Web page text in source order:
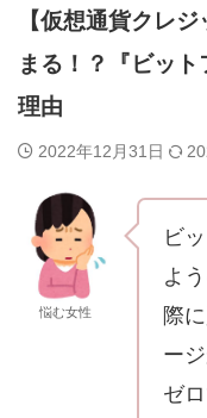
【仮想通貨クレ
まる！？『ビッ
理由
2022年12月31日
悩む女性
ビ
よ
際
ー
ゼ